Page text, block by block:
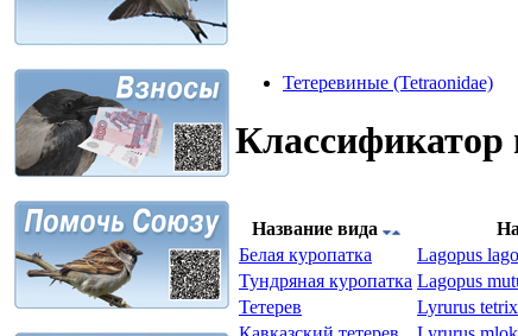
Тетеревиные (Tetraonidae)
Классификатор
Название вида
Белая куропатка
Lagopus
Тундряная куропатка Lagopus
Тетерев
Lyrurus